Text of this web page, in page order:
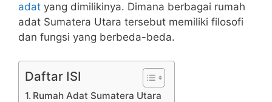
adat yang dimilikinya. Dimana berbagai rumah
adat Sumatera Utara tersebut memiliki filosofi
dan fungsi yang berbeda-beda.
Daftar ISI
Rumah Adat Sumatera Utara